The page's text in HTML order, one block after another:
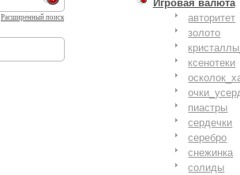
Расширенный поиск
Игровая валюта
авторитет
золото
ксенотеки
пиастры
сердечки
серебро
снежинка
солиды